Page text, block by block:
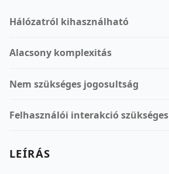
Hálózatról kihasználható
Alacsony komplexitás
Nem szükséges jogosultság
Felhasználói interakció szükséges
LEÍRÁS